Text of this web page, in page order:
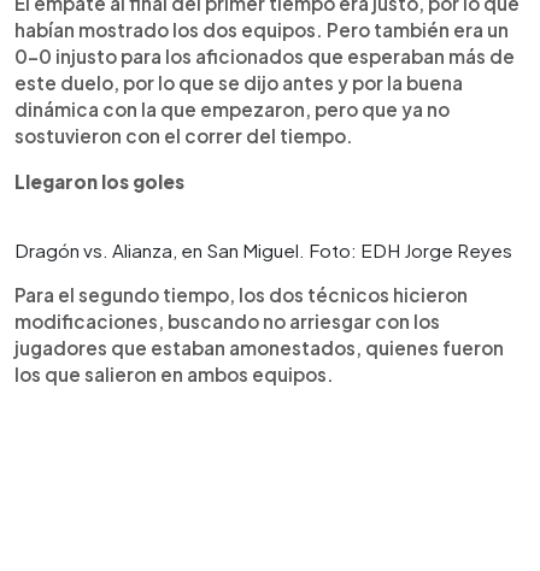
habían mostrado los dos equipos. Pero también era un
0-0 injusto para los aficionados que esperaban más de
este duelo, por lo que se dijo antes y por la buena
dinámica con la que empezaron, pero que ya no
sostuvieron con el correr del tiempo.
Llegaron los goles
Dragón vs. Alianza, en San Miguel. Foto: EDH Jorge Reyes
Para el segundo tiempo, los dos técnicos hicieron
modificaciones, buscando no arriesgar con los
jugadores que estaban amonestados, quienes fueron
los que salieron en ambos equipos.